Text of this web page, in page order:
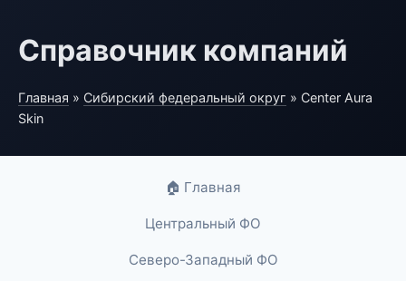
Справочник компаний
Главная » Сибирский федеральный округ » Center Aura
Skin
🏠 Главная
Центральный ФО
Северо-Западный ФО